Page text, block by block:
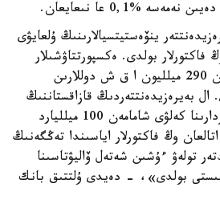
ينۆەستيتسيالارىنىڭ ۇلعايۋى
بولدى. ەكسپورتتاۋشىلار
سالىق كەزەڭىندە شامامەن 290 ميلليون ا ق ش دوللارىن
ال بەيرەزيدەنتتەردىڭ قازاقستاننىڭ
مەملەكەتتىك باعالى قاعازدارىنا كەلۋى شامامەن 100 ميلليارد
وڭ فاكتورلار اياسىندا تەڭگەنىڭ
تولەۋ ءۇشىن شەتەل ۆاليۋتاسىنا
بولدى»، - دەيدى ۇلتتىق بانك